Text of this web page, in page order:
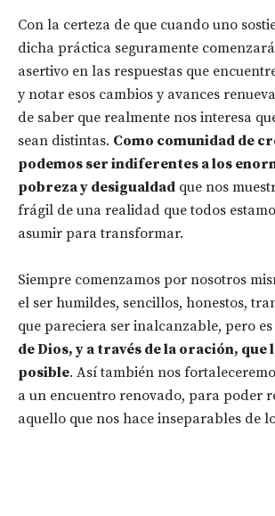
Con la certeza de que cuando uno
dicha práctica seguramente
asertivo en las respuestas que
y notar esos cambios y avances
de saber que realmente nos interesa
sean distintas. Como comunidad de
podemos ser indiferentes a los
pobreza y desigualdad que nos
frágil de una realidad que todos
asumir para transformar.
Siempre comenzamos por nosotros
el ser humildes, sencillos, honestos,
que pareciera ser inalcanzable, pero es
de Dios, y a través de la oración, que
posible. Así también nos
a un encuentro renovado, para poder
aquello que nos hace inseparables de